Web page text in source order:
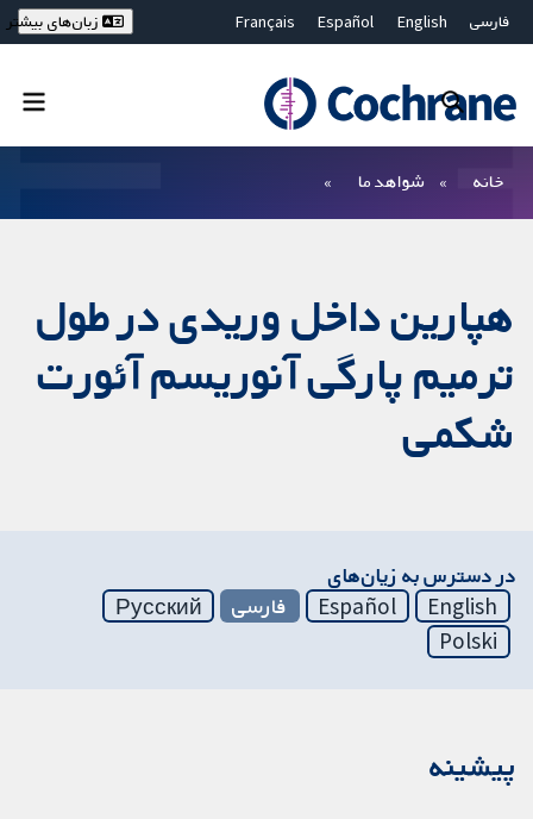
فارسی English
Español
Français
Bahasa Malaysia
ไทย
繁體中文
زبان‌های بیشتر
خانه شواهد ما
هپارین داخل وریدی در طول
ترمیم پارگی آنوریسم آئورت
شکمی
در دسترس به زیان‌های
English
Español فارسی
Русский
Polski
پیشینه